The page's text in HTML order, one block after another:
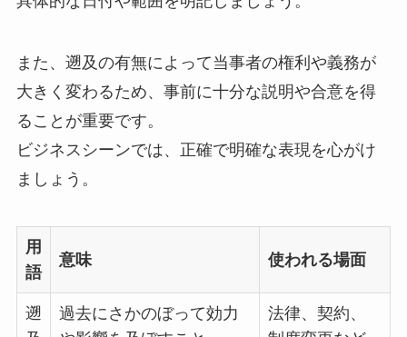
また、遡及の有無によって当事者の権利や義務が
大きく変わるため、事前に十分な説明や合意を得
ることが重要です。
ビジネスシーンでは、正確で明確な表現を心がけ
ましょう。
用
語
意味 使われる場面
遡
過去にさかのぼって効力
法律、契約、